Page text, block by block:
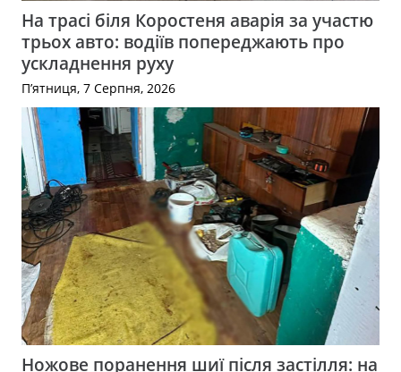
На трасі біля Коростеня аварія за участю
трьох авто: водіїв попереджають про
ускладнення руху
П’ятниця, 7 Серпня, 2026
Ножове поранення шиї після застілля: на